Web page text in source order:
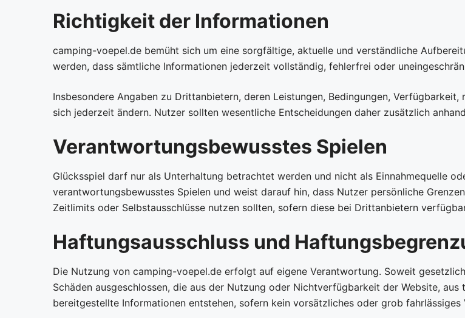
Richtigkeit der Informationen
camping-voepel.de bemüht sich um eine sorgfältige, aktuelle und verständliche
werden, dass sämtliche Informationen jederzeit vollständig, fehlerfrei oder
Insbesondere Angaben zu Drittanbietern, deren Leistungen, Bedingungen,
sich jederzeit ändern. Nutzer sollten wesentliche Entscheidungen daher zusätzlich
Verantwortungsbewusstes Spielen
Glücksspiel darf nur als Unterhaltung betrachtet werden und nicht als Einnahmequelle
verantwortungsbewusstes Spielen und weist darauf hin, dass Nutzer persönliche
Zeitlimits oder Selbstausschlüsse nutzen sollten, sofern diese bei Drittanbietern
Haftungsausschluss und
Die Nutzung von camping-voepel.de erfolgt auf eigene Verantwortung. Soweit
Schäden ausgeschlossen, die aus der Nutzung oder Nichtverfügbarkeit der Website,
bereitgestellte Informationen entstehen, sofern kein vorsätzliches oder grob fahrlässiges